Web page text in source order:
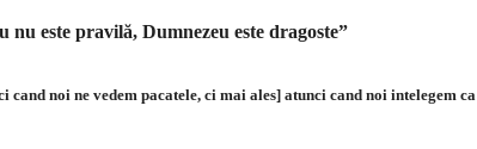
nu este pravilă, Dumnezeu este dragoste”
noi ne vedem pacatele, ci mai ales] atunci cand noi intelegem ca